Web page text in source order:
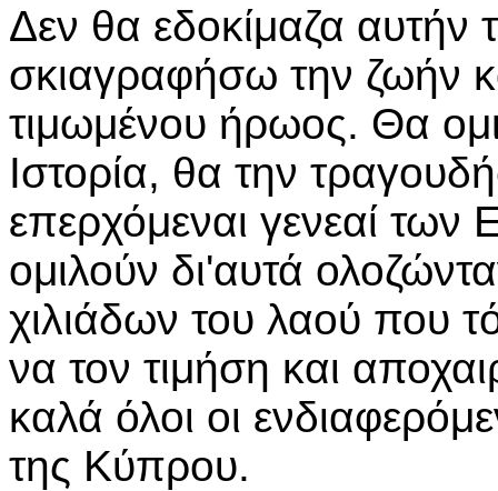
Δεν θα εδοκίμαζα αυτήν
σκιαγραφήσω την ζωήν
τιμωμένου ήρωος. Θα
Ιστορία, θα την
επερχόμεναι γενεαί
ομιλούν δι'αυτά
χιλιάδων του λαού που
να τον τιμήση και
καλά όλοι οι
της Κύπρου.